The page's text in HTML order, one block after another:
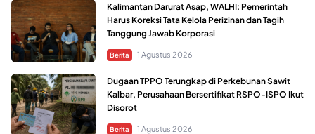
Kalimantan Darurat Asap, WALHI: Pemerintah
Harus Koreksi Tata Kelola Perizinan dan Tagih
Tanggung Jawab Korporasi
Berita 1 Agustus 2026
Dugaan TPPO Terungkap di Perkebunan Sawit
Kalbar, Perusahaan Bersertifikat RSPO-ISPO Ikut
Disorot
Berita 1 Agustus 2026